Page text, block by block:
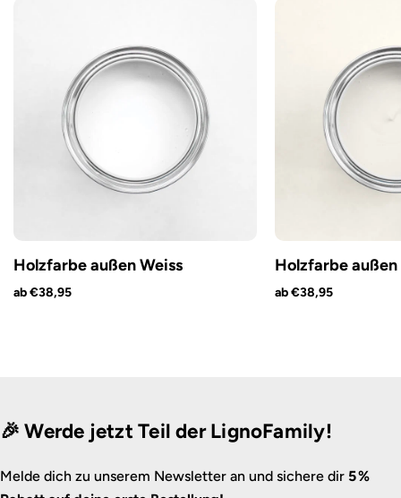
Holzfarbe außen Weiss
ab €38,95
Holzfarbe
ab €38,95
🎉 Werde jetzt Teil der LignoFamily!
Melde dich zu unserem Newsletter an und sichere dir 5 %